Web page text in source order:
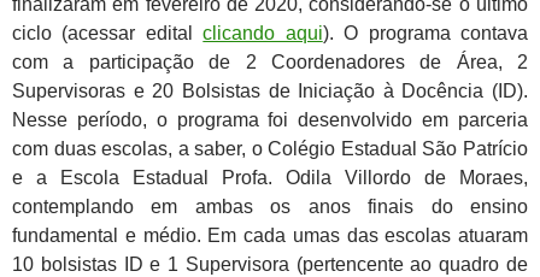
finalizaram em fevereiro de 2020, considerando-se o último
ciclo (acessar editalclicando aqui). O programa contava
com a participação de 2 Coordenadores de Área, 2
Supervisoras e 20 Bolsistas de Iniciação à Docência (ID).
Nesse período, o programa foi desenvolvido em parceria
com duas escolas, a saber, o Colégio Estadual São Patrício
e a Escola Estadual Profa. Odila Villordo de Moraes,
contemplando em ambas os anos finais do ensino
fundamental e médio. Em cada umas das escolas atuaram
10 bolsistas ID e 1 Supervisora (pertencente ao quadro de